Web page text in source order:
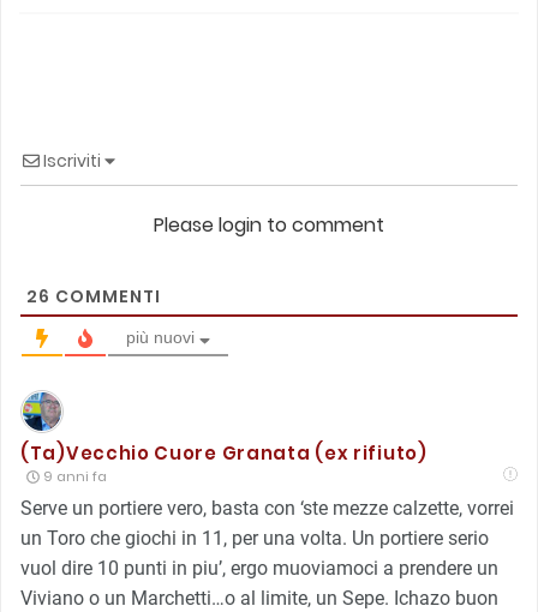
Iscriviti
Please login to comment
26 COMMENTI
più nuovi
(Ta)Vecchio Cuore Granata (ex rifiuto)
9 anni fa
Serve un portiere vero, basta con ‘ste mezze calzette, vorrei
un Toro che giochi in 11, per una volta. Un portiere serio
vuol dire 10 punti in piu’, ergo muoviamoci a prendere un
Viviano o un Marchetti…o al limite, un Sepe. Ichazo buon